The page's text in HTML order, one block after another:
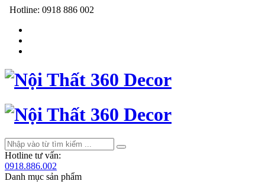
Hotline: 0918 886 002
Hotline tư vấn:
0918.886.002
Danh mục sản phẩm